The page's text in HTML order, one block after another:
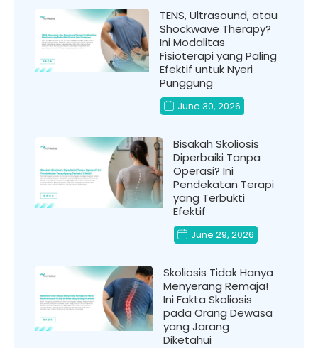
TENS, Ultrasound, atau
Shockwave Therapy?
Ini Modalitas
Fisioterapi yang Paling
Efektif untuk Nyeri
Punggung
June 30, 2026
Bisakah Skoliosis
Diperbaiki Tanpa
Operasi? Ini
Pendekatan Terapi
yang Terbukti
Efektif
June 29, 2026
Skoliosis Tidak Hanya
Menyerang Remaja!
Ini Fakta Skoliosis
pada Orang Dewasa
yang Jarang
Diketahui